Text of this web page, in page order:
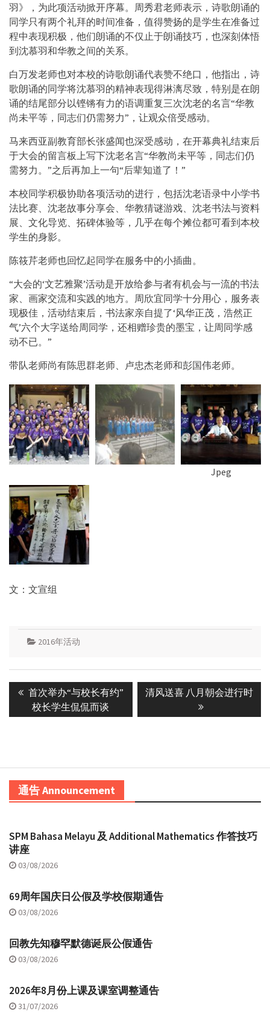
羽》，为此项活动掀开序幕。周秀君老师表示，诗歌朗诵的
同学只有两个礼拜的时间准备，值得赞扬的是学生在准备过
程中表现积极，他们朗诵的不仅止于朗诵技巧，也深刻体悟
到沈慕羽和华教之间的关系。
白万发老师也对本校的诗歌朗诵代表赞不绝口，他指出，诗
歌朗诵的同学将沈慕羽的精神表现得淋漓尽致，特别是在朗
诵的结尾部分以铿锵有力的语调重复三次沈老的名言“华教
尚未平等，同志们仍需努力”，让观众倍受感动。
马来西亚副教育部长张盛闻也深受感动，在开幕典礼结束后
于大会的留言板上写下沈老名言“华教尚未平等，同志们仍
需努力。”之后再加上一句“后辈知道了！”
本校同学积极协助各项活动的进行，包括沈老语录中小学书
法比赛、沈老故事分享会、华教猜谜游戏、沈老书法与资料
展、文化导览、拓碑体验等，几乎在每个摊位都可看到本校
学生的身影。
陈筱芹老师也回忆起同学在服务中的小插曲。
“大会的‘文艺雅聚’活动是开放给参与者有机会与一流的书法
家、画家交流和实践的地方。周欣宜同学十分用心，服务表
现极佳，活动结束后，书法家亲自提了‘风华正茂，浩然正
气’六个大字送给周同学，还相赠珍贵的墨宝，让周同学感
动不已。”
带队老师尚有陈思群老师、卢忠杰老师和彭国伟老师。
Jpeg
文：文宣组
2016年活动
Post
navigation
Previous
post:
首次举办“与校长有约”
校长学生侃侃而谈
Next
清风送喜 八月朝会进行时
通告 Announcement
SPM Bahasa Melayu 及 Additional Mathematics 作答技巧
讲座
03/08/2026
69周年国庆日公假及学校假期通告
03/08/2026
回教先知穆罕默德诞辰公假通告
03/08/2026
2026年8月份上课及课室调整通告
31/07/2026